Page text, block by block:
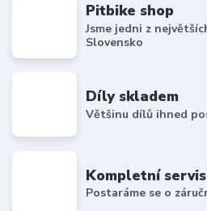
Pitbike shop
Jsme jedni z
Slovensko
Díly skladem
Většinu dílů ihned
Kompletní servis
Postaráme se o